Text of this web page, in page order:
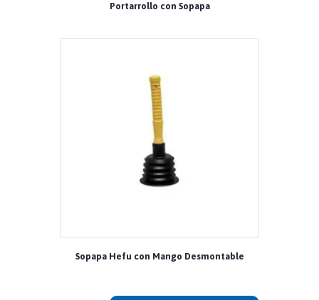
Portarrollo con Sopapa
Sopapa Hefu con Mango Desmontable